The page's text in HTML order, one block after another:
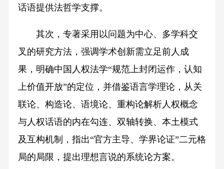
话语提供法哲学支撑。
其次，专著采用以问题为中心、多学科交
叉的研究方法，强调学术创新需立足前人成
果，明确中国人权法学“规范上封闭运作，认知
上价值开放”的定位，并借鉴语言学理论，从关
联论、构造论、语境论、重构论解析人权概念
与人权话语的内在勾连、双轴转换、本土模式
及互构机制，指出“官方主导、学界论证”二元格
局的局限，提出理想言说的系统论方案。